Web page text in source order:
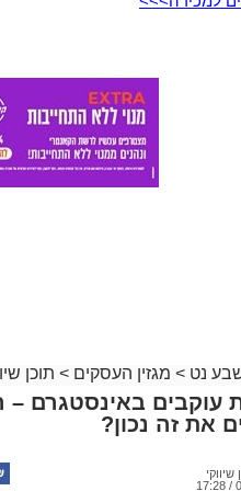
נט > מגזין העסקים > תוכן
עוקבים באינסטגרם
את זה נכון?
שיווקי